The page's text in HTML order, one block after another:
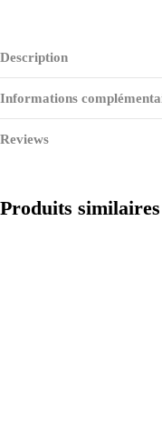
Description
Informations
Reviews
Produits similaires